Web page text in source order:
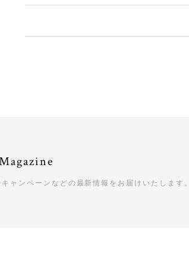
キャンペーンなどの最新情報をお届けいたします。